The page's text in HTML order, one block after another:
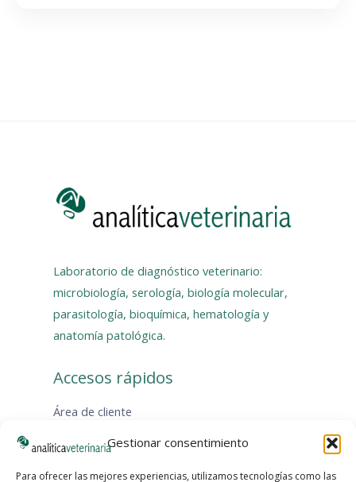
Gestionar consentimiento
Para ofrecer las mejores experiencias, utilizamos tecnologías como las
Laboratorio de diagnóstico veterinario:
microbiología, serología, biología molecular,
parasitología, bioquímica, hematología y
anatomía patológica.
Accesos rápidos
Área de cliente
Protocolos de muestreo
KITS de muestreo